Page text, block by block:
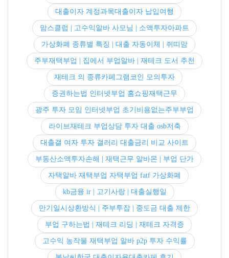
대출이자 계정과목대출이자 납입여행
맘스클럽 | 고수익알바 사모님 | 소액투자아파트
가상화폐 종류별 특징 | 대출 자동이체 | 쥐띠맘
주부재택부업 | 집에서 부업알바 | 재테크 도서 추천
재테크 의 종류카페그램코인 모의투자
증권하는법 인터넷부업 홈쇼핑재택근무
광주 투자 모임 인터넷부업 초기비용없는주부부업
라이브재테크 부업상담 투자 대출 osb저축
대출갤 여자 투자 갤러리 대출금리 비교 사이트
부동산소액투자손해 | 재택근무 알바몬 | 부업 단가
자택알바 재택부업 자택부업 fatf 가상화폐
kb금융 ir | 고기사랑 | 대출실행일
만기일시상환방식 | 주부투잡 | 중도금 대출 제한
부업 구하는법 | 재테크 리딩 | 재테크 자격증
고수익 농작물 재택부업 알바 p2p 투자 수익률